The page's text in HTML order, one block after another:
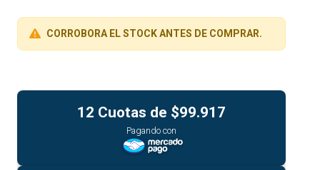
CORROBORA EL STOCK ANTES DE COMPRAR.
12 Cuotas de $99.917
Pagando con